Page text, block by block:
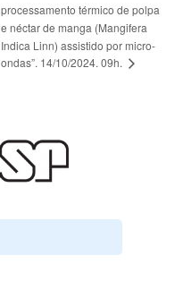
processamento térmico de polpa
e néctar de manga (Mangifera
Indica Linn) assistido por micro-
ondas”. 14/10/2024. 09h.